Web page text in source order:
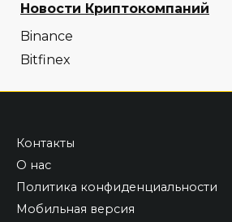
Новости Криптокомпаний
Binance
Bitfinex
Контакты
О нас
Политика конфиденциальности
Мобильная версия